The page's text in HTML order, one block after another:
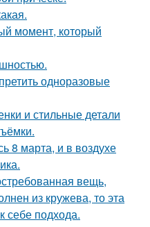
момент, который
одноразовые
и стильные детали
8 марта, и в воздухе
вещь,
из кружева, то эта
себе подхода.